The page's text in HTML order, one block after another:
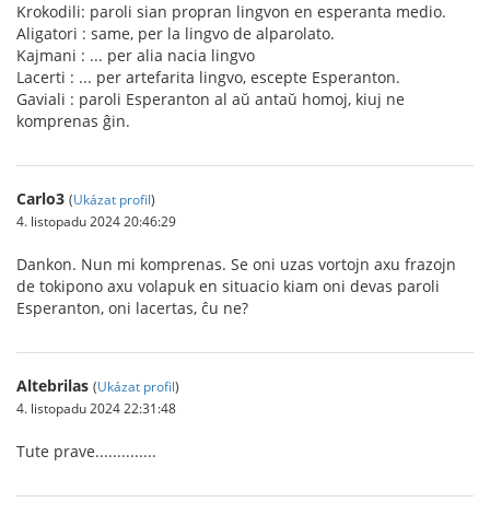
Krokodili: paroli sian propran lingvon en esperanta medio.
Aligatori : same, per la lingvo de alparolato.
Kajmani : ... per alia nacia lingvo
Lacerti : ... per artefarita lingvo, escepte Esperanton.
Gaviali : paroli Esperanton al aŭ antaŭ homoj, kiuj ne
komprenas ĝin.
Carlo3 (Ukázat profil)
4. listopadu 2024 20:46:29
Dankon. Nun mi komprenas. Se oni uzas vortojn axu frazojn
de tokipono axu volapuk en situacio kiam oni devas paroli
Esperanton, oni lacertas, ĉu ne?
Altebrilas (Ukázat profil)
4. listopadu 2024 22:31:48
Tute prave..............